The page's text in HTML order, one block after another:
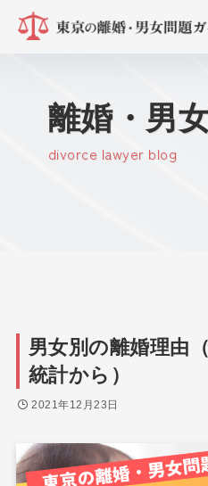
離婚・男
divorce lawyer blog
男女別の離婚理由
統計から）
2021年12月23日